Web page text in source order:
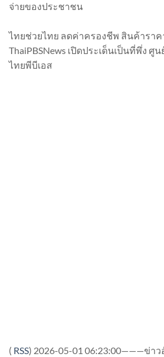
จ่ายของประชาชน
ไทยช่วยไทย ลดค่าครองชีพ สินค้าราค
ThaiPBSNews เปิดประเด็นเป็นที่พึ่ง ศู
ไทยพีบีเอส
( RSS) 2026-05-01 06:23:00———ข่าว